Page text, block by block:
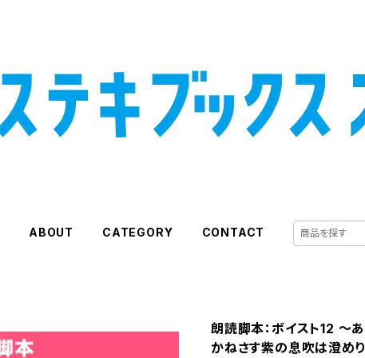
ABOUT CATEGORY CONTACT
朗読脚本：ボイスト12 ～
かねさす紫の息吹は澄めり